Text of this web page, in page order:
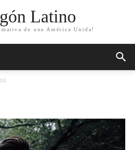
Latino
de una América Unida!